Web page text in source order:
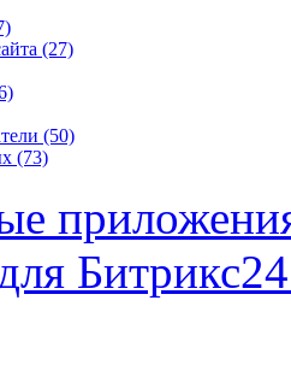
(27)
(50)
(73)
Битрикс24